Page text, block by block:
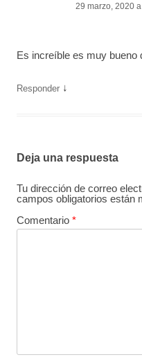
29 marzo, 2020
Es increíble es muy bueno
Responder ↓
Deja una respuesta
Tu dirección de correo
campos obligatorios están
Comentario *